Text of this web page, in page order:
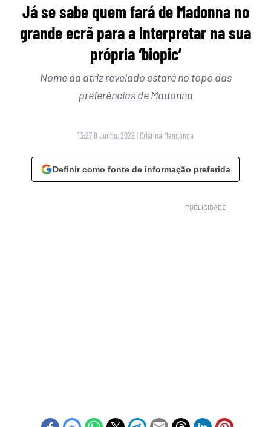
Já se sabe quem fará de Madonna no
grande ecrã para a interpretar na sua
própria ‘biopic’
Nome da atriz revelado estará no topo das
preferências de Madonna
13:27 8 Junho, 2022 | Cristina Mendonça
Definir como fonte de informação preferida